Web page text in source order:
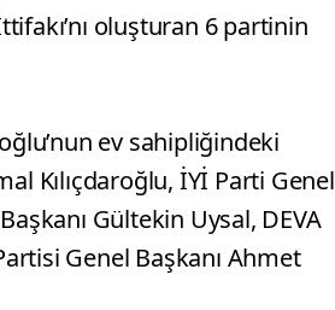
oluşturan 6 partinin
ev sahipliğindeki
Kılıçdaroğlu, İYİ Parti Genel
Gültekin Uysal, DEVA
Genel Başkanı Ahmet